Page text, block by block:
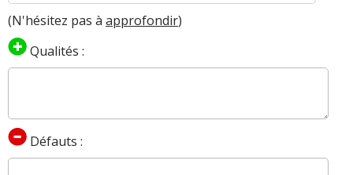
(N'hésitez pas à approfondir)
Qualités :
Défauts :